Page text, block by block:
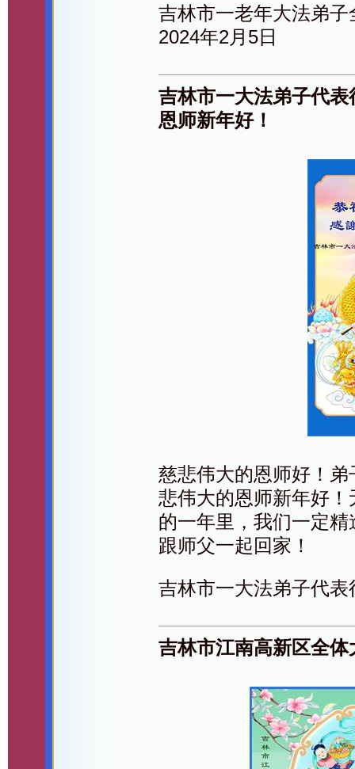
吉林市一老年大法弟子
2024年2月5日
吉林市一大法弟子代
恩师新年好！
慈悲伟大的恩师好！
悲伟大的恩师新年好
的一年里，我们一定
跟师父一起回家！
吉林市一大法弟子代
吉林市江南高新区全